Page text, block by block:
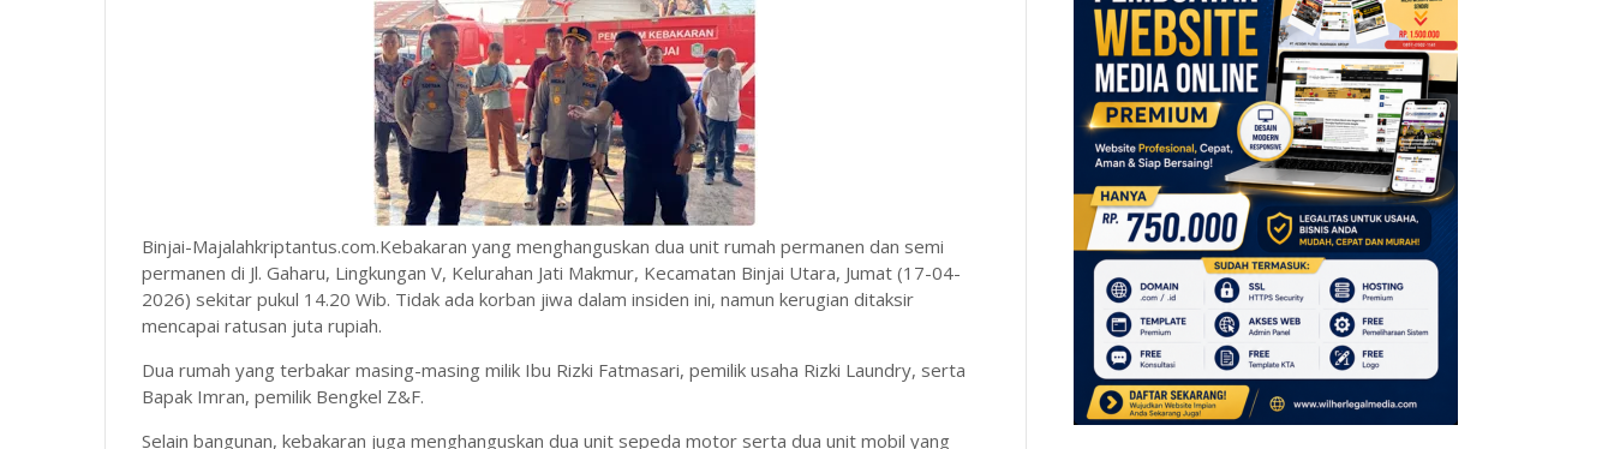
Binjai-Majalahkriptantus.com.Kebakaran yang menghanguskan dua unit rumah permanen dan semi
permanen di Jl. Gaharu, Lingkungan V, Kelurahan Jati Makmur, Kecamatan Binjai Utara, Jumat (17-04-
2026) sekitar pukul 14.20 Wib. Tidak ada korban jiwa dalam insiden ini, namun kerugian ditaksir
mencapai ratusan juta rupiah.
Dua rumah yang terbakar masing-masing milik Ibu Rizki Fatmasari, pemilik usaha Rizki Laundry, serta
Bapak Imran, pemilik Bengkel Z&F.
Selain bangunan, kebakaran juga menghanguskan dua unit sepeda motor serta dua unit mobil yang